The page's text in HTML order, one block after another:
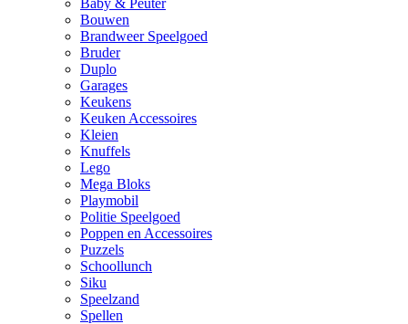
Bouwen
Brandweer Speelgoed
Bruder
Duplo
Garages
Keukens
Keuken Accessoires
Kleien
Knuffels
Lego
Mega Bloks
Playmobil
Politie Speelgoed
Poppen en Accessoires
Puzzels
Schoollunch
Siku
Speelzand
Spellen